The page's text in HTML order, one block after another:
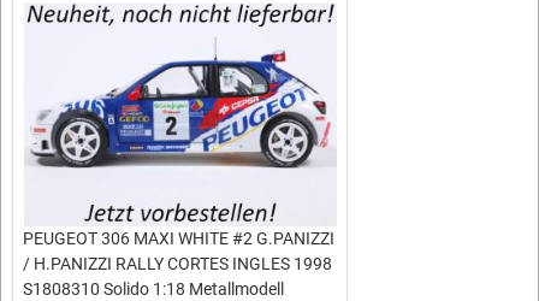
PEUGEOT 306 MAXI WHITE #2 G.PANIZZI
/ H.PANIZZI RALLY CORTES INGLES 1998
S1808310 Solido 1:18 Metallmodell